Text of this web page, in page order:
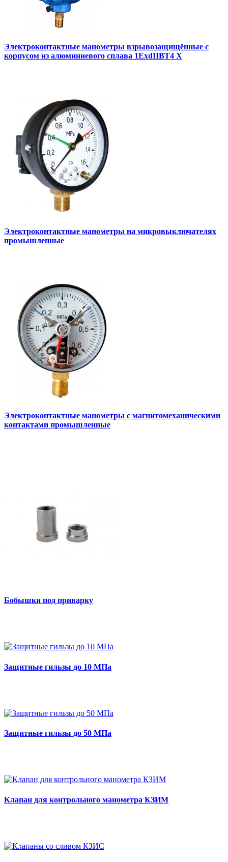
Электроконтактные манометры взрывозащищённые с
корпусом из алюминиевого сплава 1ExdIIBT4 Х
Электроконтактные манометры на микровыключателях
промышленные
Электроконтактные манометры с магнитомеханическими
контактами промышленные
Бобышки под приварку
Защитные гильзы до 10 МПа
Защитные гильзы до 50 МПа
Клапан для контрольного манометра КЗИМ